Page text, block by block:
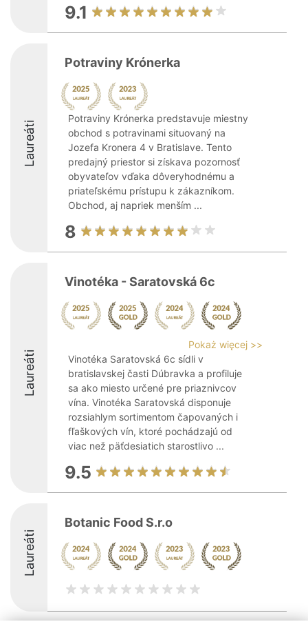
9.1
Laureáti
Potraviny Krónerka
Potraviny Krónerka predstavuje miestny
obchod s potravinami situovaný na
Jozefa Kronera 4 v Bratislave. Tento
predajný priestor si získava pozornosť
obyvateľov vďaka dôveryhodnému a
priateľskému prístupu k zákazníkom.
Obchod, aj napriek menším ...
8
Laureáti
Vinotéka - Saratovská 6c
Pokaż więcej >>
Vinotéka Saratovská 6c sídli v
bratislavskej časti Dúbravka a profiluje
sa ako miesto určené pre priaznivcov
vína. Vinotéka Saratovská disponuje
rozsiahlym sortimentom čapovaných i
fľaškových vín, ktoré pochádzajú od
viac než päťdesiatich starostlivo ...
9.5
Laureáti
Botanic Food S.r.o